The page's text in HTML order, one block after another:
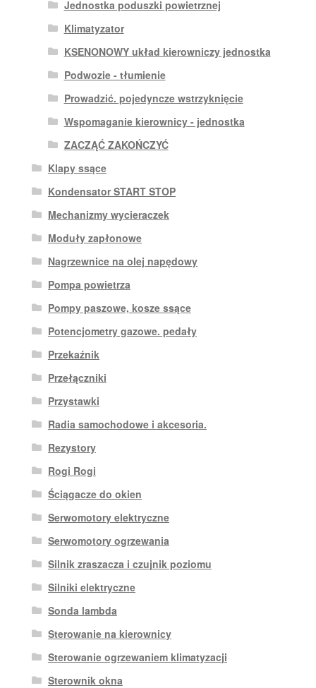
Jednostka poduszki powietrznej
Klimatyzator
KSENONOWY układ kierowniczy jednostka
Podwozie - tłumienie
Prowadzić. pojedyncze wstrzyknięcie
Wspomaganie kierownicy - jednostka
ZACZĄĆ ZAKOŃCZYĆ
Klapy ssące
Kondensator START STOP
Mechanizmy wycieraczek
Moduły zapłonowe
Nagrzewnice na olej napędowy
Pompa powietrza
Pompy paszowe, kosze ssące
Potencjometry gazowe. pedały
Przekaźnik
Przełączniki
Przystawki
Radia samochodowe i akcesoria.
Rezystory
Rogi Rogi
Ściągacze do okien
Serwomotory elektryczne
Serwomotory ogrzewania
Silnik zraszacza i czujnik poziomu
Silniki elektryczne
Sonda lambda
Sterowanie na kierownicy
Sterowanie ogrzewaniem klimatyzacji
Sterownik okna